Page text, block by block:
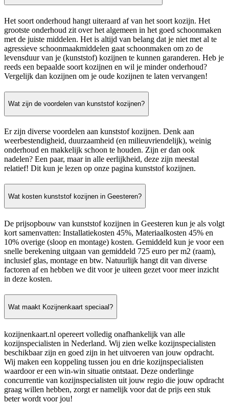
Het soort onderhoud hangt uiteraard af van het soort kozijn. Het
grootste onderhoud zit over het algemeen in het goed schoonmaken
met de juiste middelen. Het is altijd van belang dat je niet met al te
agressieve schoonmaakmiddelen gaat schoonmaken om zo de
levensduur van je (kunststof) kozijnen te kunnen garanderen. Heb je
reeds een bepaalde soort kozijnen en wil je minder onderhoud?
Vergelijk dan kozijnen om je oude kozijnen te laten vervangen!
Wat zijn de voordelen van kunststof kozijnen?
Er zijn diverse voordelen aan kunststof kozijnen. Denk aan
weerbestendigheid, duurzaamheid (en milieuvriendelijk), weinig
onderhoud en makkelijk schoon te houden. Zijn er dan ook
nadelen? Een paar, maar in alle eerlijkheid, deze zijn meestal
relatief! Dit kun je lezen op onze pagina kunststof kozijnen.
Wat kosten kunststof kozijnen in Geesteren?
De prijsopbouw van kunststof kozijnen in Geesteren kun je als volgt
kort samenvatten: Installatiekosten 45%, Materiaalkosten 45% en
10% overige (sloop en montage) kosten. Gemiddeld kun je voor een
snelle berekening uitgaan van gemiddeld 725 euro per m2 (raam),
inclusief glas, montage en btw. Natuurlijk hangt dit van diverse
factoren af en hebben we dit voor je uiteen gezet voor meer inzicht
in deze kosten.
Wat maakt Kozijnenkaart speciaal?
kozijnenkaart.nl opereert volledig onafhankelijk van alle
kozijnspecialisten in Nederland. Wij zien welke kozijnspecialisten
beschikbaar zijn en goed zijn in het uitvoeren van jouw opdracht.
Wij maken een koppeling tussen jou en drie kozijnspecialisten
waardoor er een win-win situatie ontstaat. Deze onderlinge
concurrentie van kozijnspecialisten uit jouw regio die jouw opdracht
graag willen hebben, zorgt er namelijk voor dat de prijs een stuk
beter wordt voor jou!